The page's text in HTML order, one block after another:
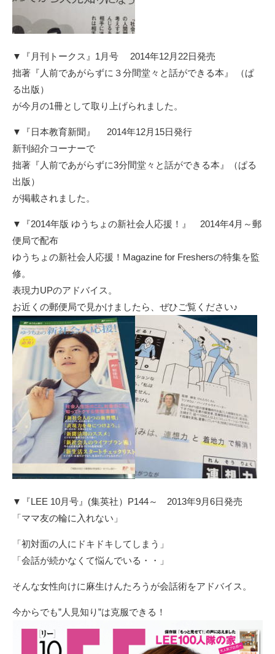
▼『月刊トークス』1月号 2014年12月22日発売
拙著『人前であがらずに３分間堂々と話ができる本』 （ぱ
る出版）
が今月の1冊として取り上げられました。
▼『日本教育新聞 』 2014年12月15日発行
新刊紹介コーナーで
拙著『人前であがらずに3分間堂々と話ができる本』（ぱる
出版）
が掲載されました。
▼『2014年版 ゆうちょの新社会人応援！』 2014年4月～郵
便局で配布
ゆうちょの新社会人応援！Magazine for Freshersの特集を監
修。
表現力UPのアドバイス。
お近くの郵便局で見かけましたら、ぜひご覧ください♪
▼『LEE 10月号』(集英社）P144～
2013年9月6日発売
「ママ友の輪に入れない」
「初対面の人にドキドキしてしまう」
「会話が続かなくて悩んでいる・・」
そんな女性向けに麻生けんたろうが会話術をアドバイス。
今からでも”人見知り”は克服できる！